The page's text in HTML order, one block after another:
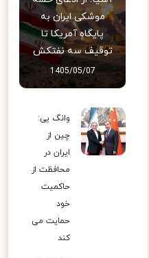
موشکی ایران به
پایگاه آمریکا تا
توقیف سه نفتکش
1405/05/07
وانگ یی:
چین از
ایران در
محافظت از
حاکمیت
خود
حمایت می
کند